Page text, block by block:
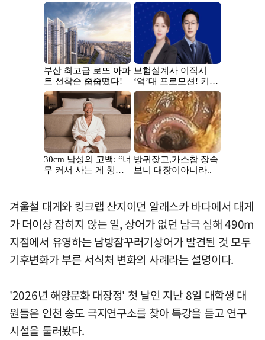
겨울철 대게와 킹크랩 산지이던 알래스카 바다에서 대게
가 더이상 잡히지 않는 일, 상어가 없던 남극 심해 490m
지점에서 유영하는 남방잠꾸러기상어가 발견된 것 모두
기후변화가 부른 서식처 변화의 사례라는 설명이다.
'2026년 해양문화 대장정' 첫 날인 지난 8일 대학생 대
원들은 인천 송도 극지연구소를 찾아 특강을 듣고 연구
시설을 둘러봤다.